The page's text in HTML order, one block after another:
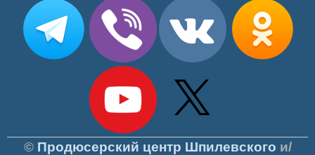
© Продюсерский центр Шпилевского и/